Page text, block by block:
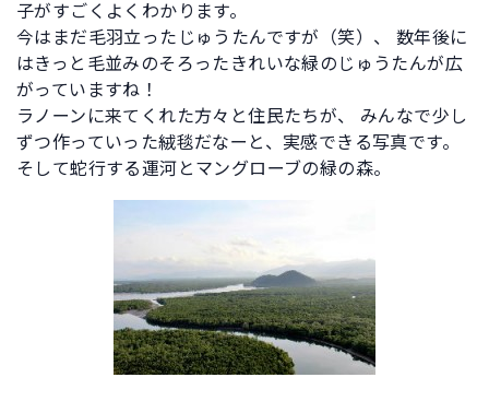
子がすごくよくわかります。
今はまだ毛羽立ったじゅうたんですが（笑）、 数年後に
はきっと毛並みのそろったきれいな緑のじゅうたんが広
がっていますね！
ラノーンに来てくれた方々と住民たちが、 みんなで少し
ずつ作っていった絨毯だなーと、実感できる写真です。
そして蛇行する運河とマングローブの緑の森。